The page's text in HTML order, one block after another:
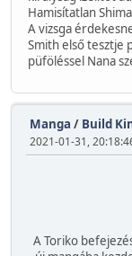
Hamisítatlan
A vizsga
Smith első tesztje
püföléssel Nana
Manga / Build
2021-01-31,
A Toriko